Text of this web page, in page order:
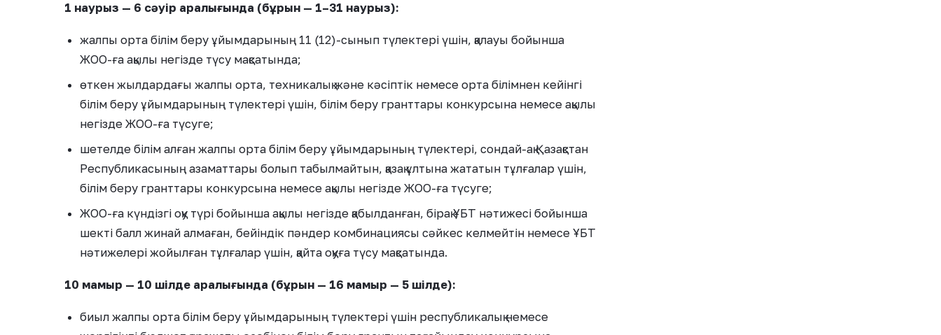
1 наурыз — 6 сәуір аралығында (бұрын — 1–31 наурыз):
жалпы орта білім беру ұйымдарының 11 (12)-сынып түлектері үшін, қалауы бойынша
ЖОО-ға ақылы негізде түсу мақсатында;
өткен жылдардағы жалпы орта, техникалық және кәсіптік немесе орта білімнен кейінгі
білім беру ұйымдарының түлектері үшін, білім беру гранттары конкурсына немесе ақылы
негізде ЖОО-ға түсуге;
шетелде білім алған жалпы орта білім беру ұйымдарының түлектері, сондай-ақ Қазақстан
Республикасының азаматтары болып табылмайтын, қазақ ұлтына жататын тұлғалар үшін,
білім беру гранттары конкурсына немесе ақылы негізде ЖОО-ға түсуге;
ЖОО-ға күндізгі оқу түрі бойынша ақылы негізде қабылданған, бірақ ҰБТ нәтижесі бойынша
шекті балл жинай алмаған, бейіндік пәндер комбинациясы сәйкес келмейтін немесе ҰБТ
нәтижелері жойылған тұлғалар үшін, қайта оқуға түсу мақсатында.
10 мамыр — 10 шілде аралығында (бұрын — 16 мамыр — 5 шілде):
биыл жалпы орта білім беру ұйымдарының түлектері үшін республикалық немесе